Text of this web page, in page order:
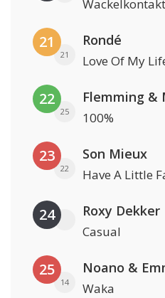
Wackelkontakt
21
21
Rondé
Love Of My
22
25
Flemming &
100%
23
22
Son Mieux
Have A Little
24 Roxy Dekker
Casual
25
14
Noano &
Waka